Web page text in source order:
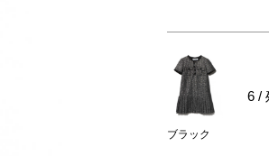
ブラック
6 /